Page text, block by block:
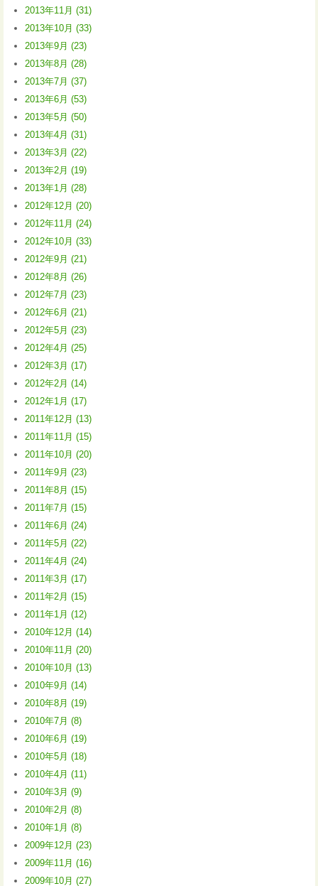
2013年11月 (31)
2013年10月 (33)
2013年9月 (23)
2013年8月 (28)
2013年7月 (37)
2013年6月 (53)
2013年5月 (50)
2013年4月 (31)
2013年3月 (22)
2013年2月 (19)
2013年1月 (28)
2012年12月 (20)
2012年11月 (24)
2012年10月 (33)
2012年9月 (21)
2012年8月 (26)
2012年7月 (23)
2012年6月 (21)
2012年5月 (23)
2012年4月 (25)
2012年3月 (17)
2012年2月 (14)
2012年1月 (17)
2011年12月 (13)
2011年11月 (15)
2011年10月 (20)
2011年9月 (23)
2011年8月 (15)
2011年7月 (15)
2011年6月 (24)
2011年5月 (22)
2011年4月 (24)
2011年3月 (17)
2011年2月 (15)
2011年1月 (12)
2010年12月 (14)
2010年11月 (20)
2010年10月 (13)
2010年9月 (14)
2010年8月 (19)
2010年7月 (8)
2010年6月 (19)
2010年5月 (18)
2010年4月 (11)
2010年3月 (9)
2010年2月 (8)
2010年1月 (8)
2009年12月 (23)
2009年11月 (16)
2009年10月 (27)